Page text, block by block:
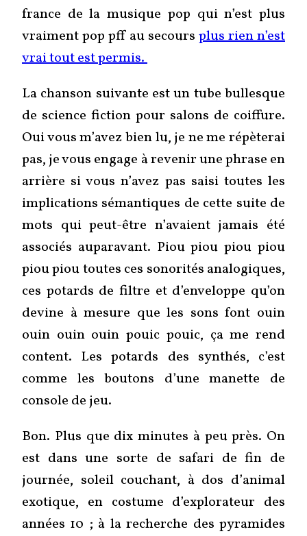
france de la musique pop qui n’est plus
vraiment pop pff au secours plus rien n’est
vrai tout est permis.
La chanson suivante est un tube bullesque
de science fiction pour salons de coiffure.
Oui vous m’avez bien lu, je ne me répèterai
pas, je vous engage à revenir une phrase en
arrière si vous n’avez pas saisi toutes les
implications sémantiques de cette suite de
mots qui peut-être n’avaient jamais été
associés auparavant. Piou piou piou piou
piou piou toutes ces sonorités analogiques,
ces potards de filtre et d’enveloppe qu’on
devine à mesure que les sons font ouin
ouin ouin ouin pouic pouic, ça me rend
content. Les potards des synthés, c’est
comme les boutons d’une manette de
console de jeu.
Bon. Plus que dix minutes à peu près. On
est dans une sorte de safari de fin de
journée, soleil couchant, à dos d’animal
exotique, en costume d’explorateur des
années 10 ; à la recherche des pyramides